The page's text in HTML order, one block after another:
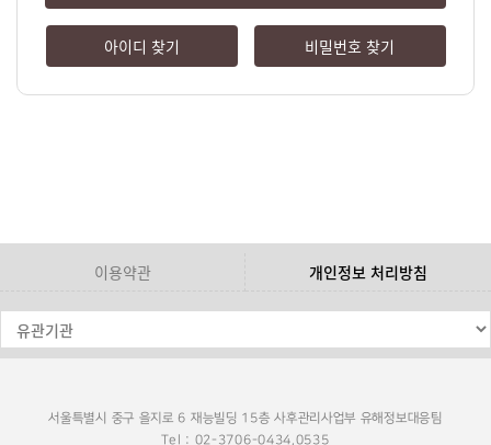
아이디 찾기 비밀번호 찾기
이용약관 개인정보 처리방침
서울특별시 중구 을지로 6 재능빌딩 15층 사후관리사업부 유해정보대응팀
Tel : 02-3706-0434,0535